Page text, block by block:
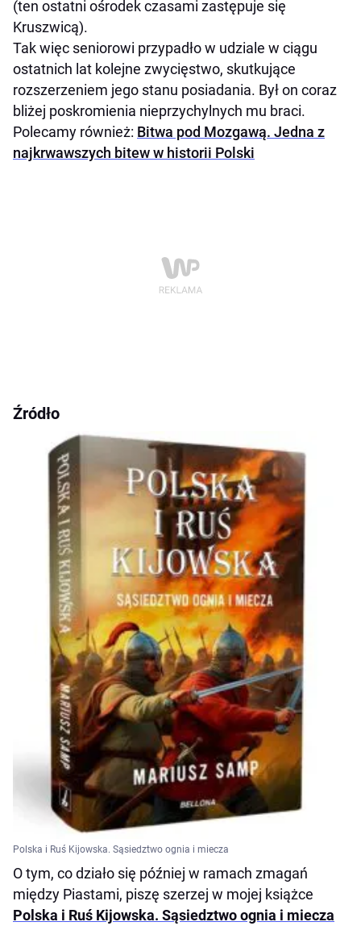
(ten ostatni ośrodek czasami zastępuje się
Kruszwicą).
Tak więc seniorowi przypadło w udziale w ciągu
ostatnich lat kolejne zwycięstwo, skutkujące
rozszerzeniem jego stanu posiadania. Był on coraz
bliżej poskromienia nieprzychylnych mu braci.
Polecamy również: Bitwa pod Mozgawą. Jedna z
najkrwawszych bitew w historii Polski
Źródło
Polska i Ruś Kijowska. Sąsiedztwo ognia i miecza
O tym, co działo się później w ramach zmagań
między Piastami, piszę szerzej w mojej książce
Polska i Ruś Kijowska. Sąsiedztwo ognia i miecza